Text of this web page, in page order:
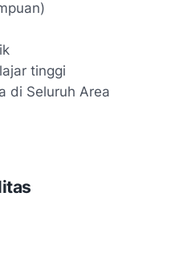
tinggi
di Seluruh Area